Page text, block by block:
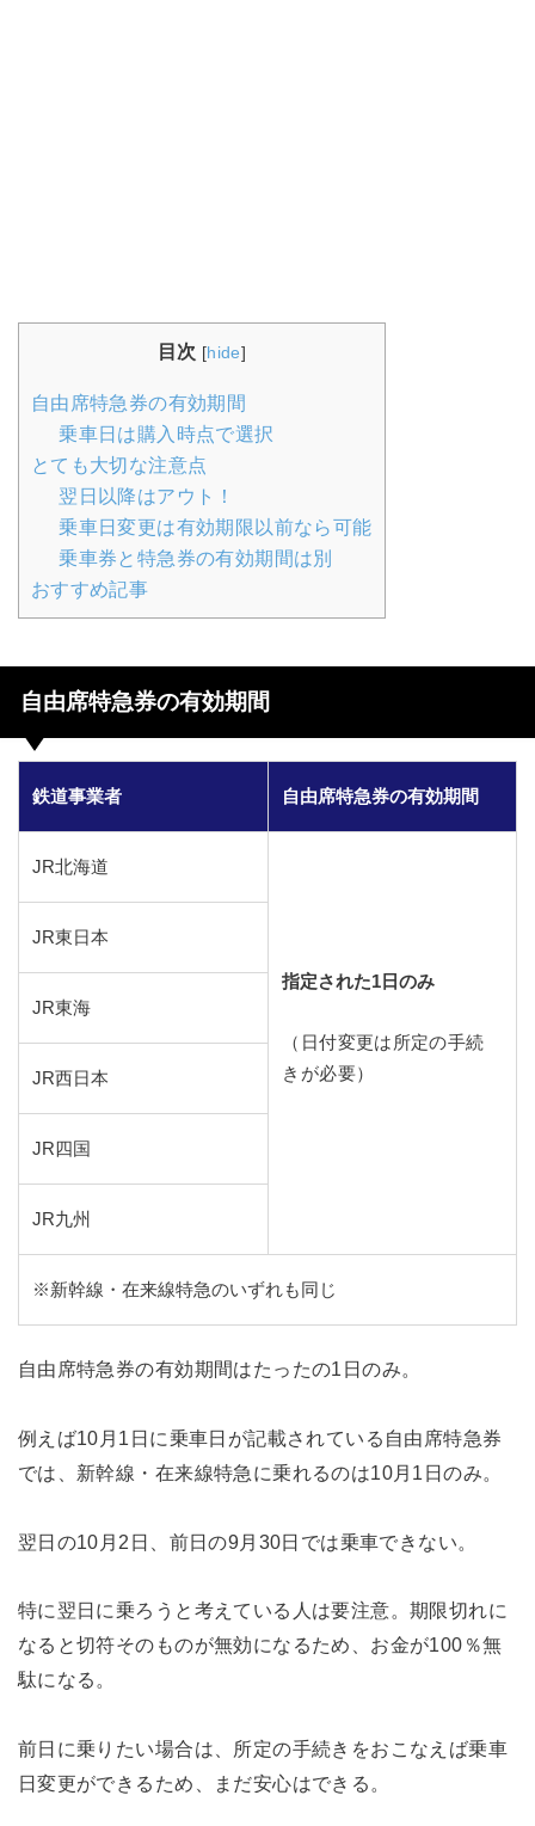
目次 [hide]
自由席特急券の有効期間
乗車日は購入時点で選択
とても大切な注意点
翌日以降はアウト！
乗車日変更は有効期限以前なら可能
乗車券と特急券の有効期間は別
おすすめ記事
自由席特急券の有効期間
鉄道事業者 自由席特急券の有効期間
JR北海道
指定された1日のみ
（日付変更は所定の手続
きが必要）
JR東日本
JR東海
JR西日本
JR四国
JR九州
※新幹線・在来線特急のいずれも同じ
自由席特急券の有効期間はたったの1日のみ。
例えば10月1日に乗車日が記載されている自由席特急券
では、新幹線・在来線特急に乗れるのは10月1日のみ。
翌日の10月2日、前日の9月30日では乗車できない。
特に翌日に乗ろうと考えている人は要注意。期限切れに
なると切符そのものが無効になるため、お金が100％無
駄になる。
前日に乗りたい場合は、所定の手続きをおこなえば乗車
日変更ができるため、まだ安心はできる。